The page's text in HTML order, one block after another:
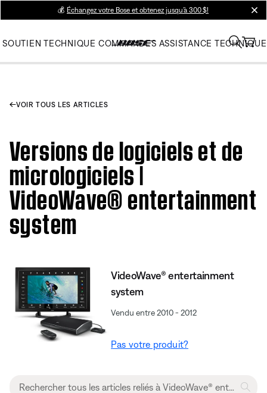
💰 Échangez votre Bose et obtenez jusqu’à 300 $!
SOUTIEN TECHNIQUE COMMANDES ASSISTANCE TECHNIQUE
VOIR TOUS LES ARTICLES
Versions de logiciels et de
micrologiciels |
VideoWave® entertainment
system
VideoWave® entertainment
system
Vendu entre 2010 - 2012
Pas votre produit?